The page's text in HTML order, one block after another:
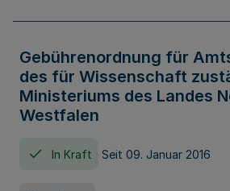
Gebührenordnung für
des für Wissenschaft
Ministeriums des Landes
Westfalen
In Kraft Seit 09. Januar 2016